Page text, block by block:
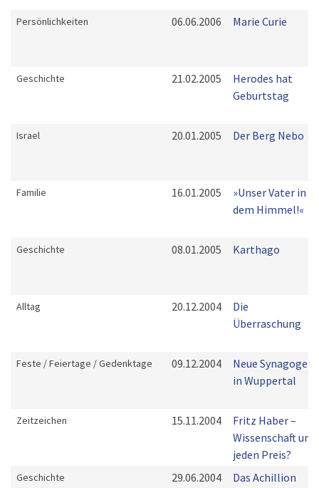
Persönlichkeiten 06.06.2006 Marie Curie
Geschichte 21.02.2005
Herodes hat
Geburtstag
Israel 20.01.2005 Der Berg Nebo
Familie 16.01.2005
»Unser Vater in
dem Himmel!«
Geschichte 08.01.2005 Karthago
Alltag 20.12.2004
Die
Überraschung
Feste / Feiertage / Gedenktage 09.12.2004
Neue Synagoge
in Wuppertal
Zeitzeichen 15.11.2004
Fritz Haber –
Wissenschaft um
jeden Preis?
Geschichte 29.06.2004 Das Achillion